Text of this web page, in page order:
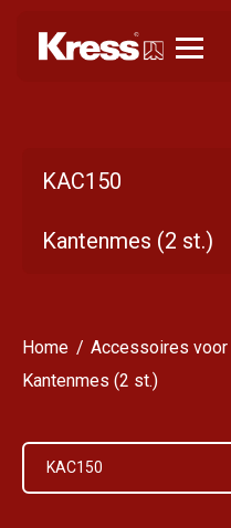
KAC150
Kantenmes (2 st.)
Home
Accessoires
Kantenmes (2 st.)
KAC150